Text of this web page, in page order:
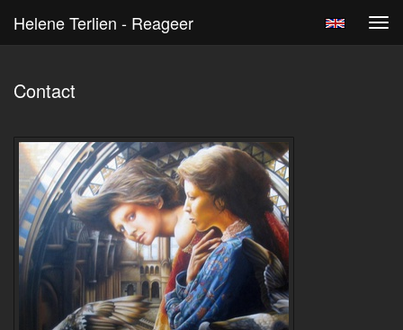
Helene Terlien - Reageer
Contact